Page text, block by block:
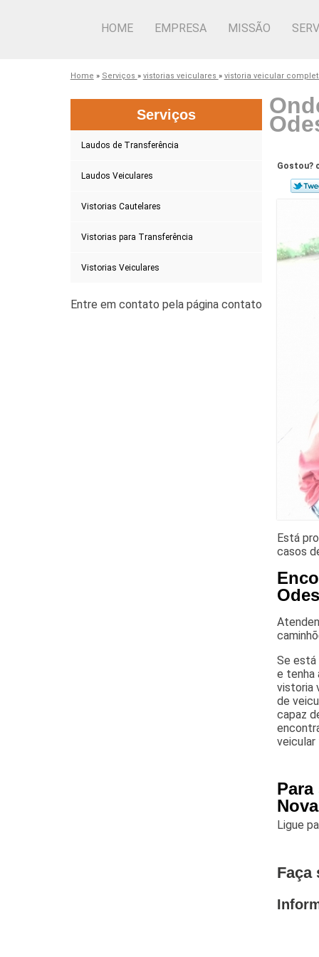
HOME EMPRESA MISSÃO
Home » Serviços » vistorias veiculares » vistoria veicular
Serviços
Laudos de Transferência
Laudos Veiculares
Vistorias Cautelares
Vistorias para Transferência
Vistorias Veiculares
Gostou?
Está
casos
Se está
e tenha
vistoria
de
capaz
veicular
Ligue
Faça